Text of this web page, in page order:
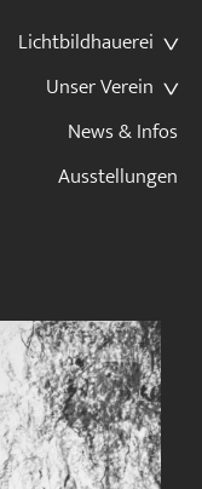
Lichtbildhauerei
Unser Verein
News & Infos
Ausstellungen